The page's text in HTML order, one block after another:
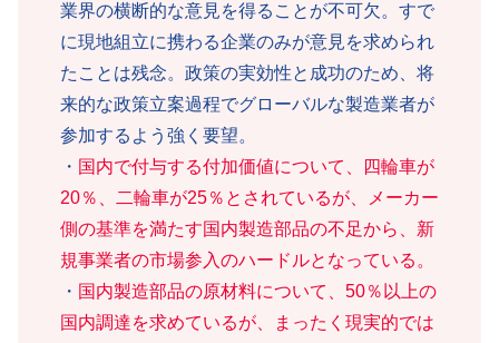
業界の横断的な意見を得ることが不可欠。すで
に現地組立に携わる企業のみが意見を求められ
たことは残念。政策の実効性と成功のため、将
来的な政策立案過程でグローバルな製造業者が
参加するよう強く要望。
・ 国内で付与する付加価値について、四輪車が
20％、二輪車が25％とされているが、メーカー
側の基準を満たす国内製造部品の不足から、新
規事業者の市場参入のハードルとなっている。
・ 国内製造部品の原材料について、50％以上の
国内調達を求めているが、まったく現実的では